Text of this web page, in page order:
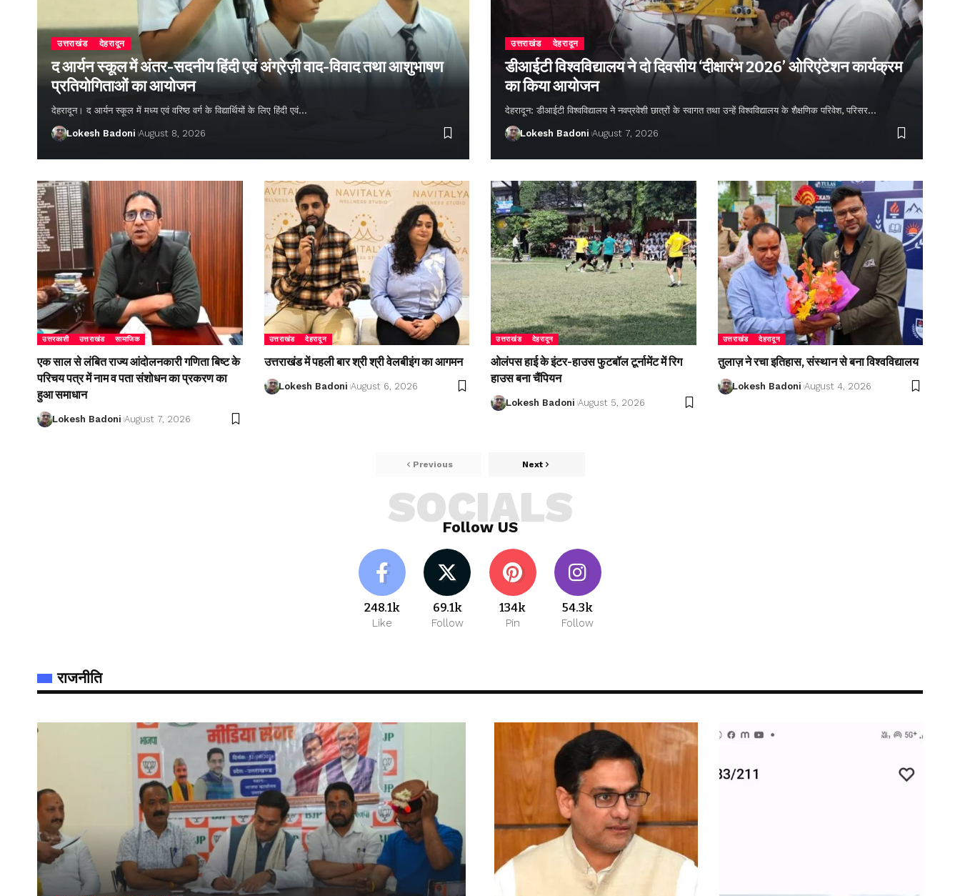
उत्तराखंड देहरादून
द आर्यन स्कूल में अंतर-सदनीय हिंदी एवं अंग्रेज़ी वाद-विवाद तथा आशुभाषण
प्रतियोगिताओं का आयोजन
देहरादून। द आर्यन स्कूल में मध्य एवं वरिष्ठ वर्ग के विद्यार्थियों के लिए हिंदी एवं…
Lokesh Badoni August 8, 2026
उत्तराखंड देहरादून
डीआईटी विश्वविद्यालय ने दो दिवसीय ‘दीक्षारंभ 2026’ ओरिएंटेशन कार्यक्रम
का किया आयोजन
देहरादून: डीआईटी विश्वविद्यालय ने नवप्रवेशी छात्रों के स्वागत तथा उन्हें विश्वविद्यालय के शैक्षणिक परिवेश, परिसर…
Lokesh Badoni August 7, 2026
उत्तरकाशी उत्तराखंड सामाजिक
एक साल से लंबित राज्य आंदोलनकारी गणिता बिष्ट के
परिचय पत्र में नाम व पता संशोधन का प्रकरण का
हुआ समाधान
Lokesh Badoni August 7, 2026
उत्तराखंड देहरादून
उत्तराखंड में पहली बार श्री श्री वेलबीइंग का आगमन
Lokesh Badoni August 6, 2026
उत्तराखंड देहरादून
ओलंपस हाई के इंटर-हाउस फुटबॉल टूर्नामेंट में रिग
हाउस बना चैंपियन
Lokesh Badoni August 5, 2026
उत्तराखंड देहरादून
तुलाज़ ने रचा इतिहास, संस्थान से बना विश्वविद्यालय
Lokesh Badoni August 4, 2026
Previous Next
Follow US
SOCIALS
248.1k
Like
69.1k
Follow
134k
Pin
54.3k
Follow
राजनीति